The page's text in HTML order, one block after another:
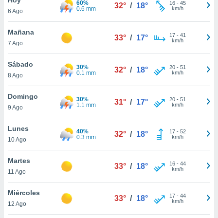
y
en
más
de
6 Ago
60%
0.6 mm
32° / 18° 16- 45
km/h
Mañana
7 Ago
33° / 17° 17- 41
km/h
Sábado
8 Ago
30%
0.1 mm
32° / 18° 20- 51
km/h
Domingo
9 Ago
30%
1.1 mm
31° / 17° 20- 51
km/h
Lunes
10 Ago
40%
0.3 mm
32° / 18° 17- 52
km/h
Martes
11 Ago
33° / 18° 16- 44
km/h
Miércoles
12 Ago
33° / 18° 17- 44
km/h